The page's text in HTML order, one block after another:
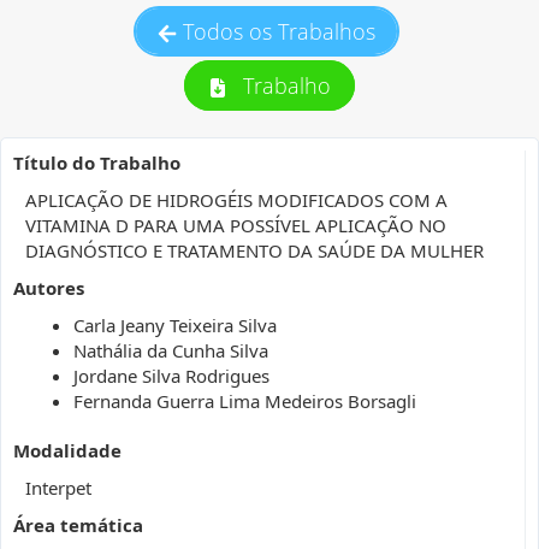
Todos os Trabalhos
Trabalho
Título do Trabalho
APLICAÇÃO DE HIDROGÉIS MODIFICADOS COM A
VITAMINA D PARA UMA POSSÍVEL APLICAÇÃO NO
DIAGNÓSTICO E TRATAMENTO DA SAÚDE DA MULHER
Autores
Carla Jeany Teixeira Silva
Nathália da Cunha Silva
Jordane Silva Rodrigues
Fernanda Guerra Lima Medeiros Borsagli
Modalidade
Interpet
Área temática